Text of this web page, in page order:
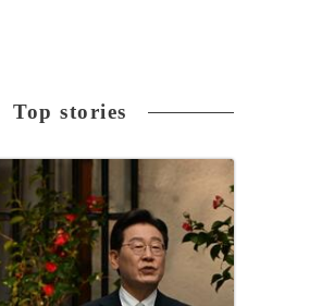
Top stories